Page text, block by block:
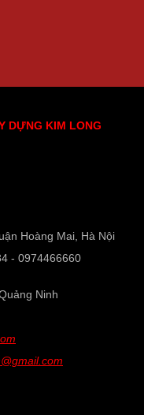
DỰNG KIM LONG
Hoàng Mai, Hà Nội
- 0974466660
Ninh